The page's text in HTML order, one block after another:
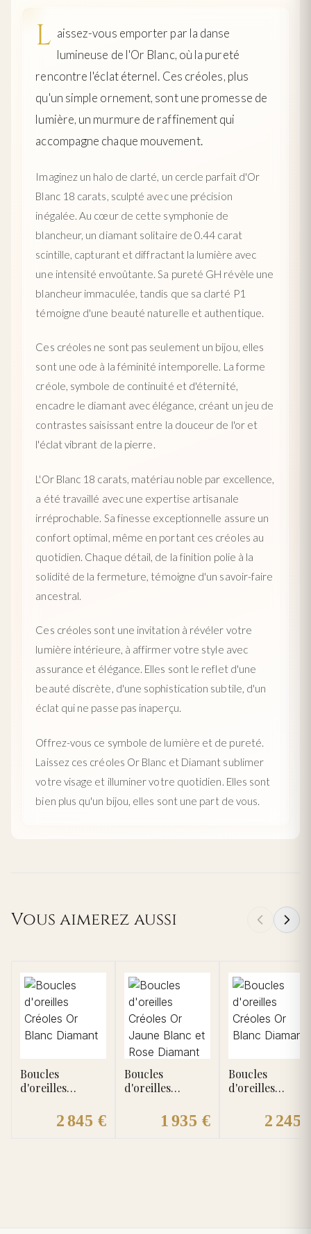
L aissez-vous emporter par la danse
lumineuse de l'Or Blanc, où la pureté
rencontre l'éclat éternel. Ces créoles, plus
qu'un simple ornement, sont une promesse de
lumière, un murmure de raffinement qui
accompagne chaque mouvement.
Imaginez un halo de clarté, un cercle parfait d'Or
Blanc 18 carats, sculpté avec une précision
inégalée. Au cœur de cette symphonie de
blancheur, un diamant solitaire de 0.44 carat
scintille, capturant et diffractant la lumière avec
une intensité envoûtante. Sa pureté GH révèle une
blancheur immaculée, tandis que sa clarté P1
témoigne d'une beauté naturelle et authentique.
Ces créoles ne sont pas seulement un bijou, elles
sont une ode à la féminité intemporelle. La forme
créole, symbole de continuité et d'éternité,
encadre le diamant avec élégance, créant un jeu de
contrastes saisissant entre la douceur de l'or et
l'éclat vibrant de la pierre.
L'Or Blanc 18 carats, matériau noble par excellence,
a été travaillé avec une expertise artisanale
irréprochable. Sa finesse exceptionnelle assure un
confort optimal, même en portant ces créoles au
quotidien. Chaque détail, de la finition polie à la
solidité de la fermeture, témoigne d'un savoir-faire
ancestral.
Ces créoles sont une invitation à révéler votre
lumière intérieure, à affirmer votre style avec
assurance et élégance. Elles sont le reflet d'une
beauté discrète, d'une sophistication subtile, d'un
éclat qui ne passe pas inaperçu.
Offrez-vous ce symbole de lumière et de pureté.
Laissez ces créoles Or Blanc et Diamant sublimer
votre visage et illuminer votre quotidien. Elles sont
bien plus qu'un bijou, elles sont une part de vous.
Vous aimerez aussi
Boucles
d'oreilles
Blanc Diamant
2 845 €
Boucles
d'oreilles
Blanc et Rose
Diamant1 935 €
Boucles
d'oreilles
Blanc Diamant
2 245